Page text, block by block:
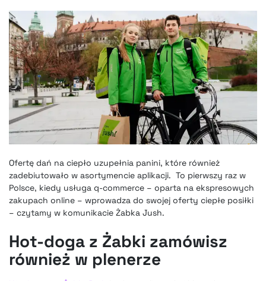
Ofertę dań na ciepło uzupełnia panini, które również
zadebiutowało w asortymencie aplikacji. To pierwszy raz w
Polsce, kiedy usługa q-commerce – oparta na ekspresowych
zakupach online – wprowadza do swojej oferty ciepłe posiłki
– czytamy w komunikacie Żabka Jush.
Hot-doga z Żabki zamówisz
również w plenerze